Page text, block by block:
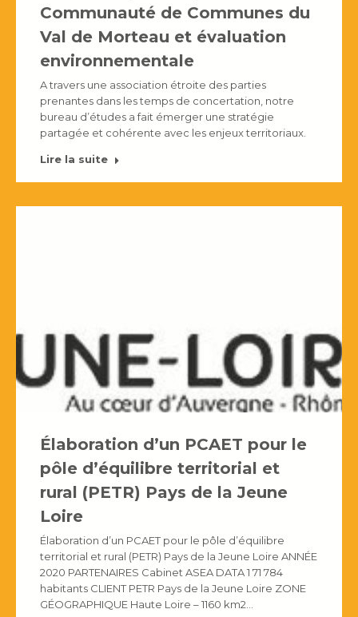
Communauté de Communes du
Val de Morteau et évaluation
environnementale
A travers une association étroite des parties
prenantes dans les temps de concertation, notre
bureau d’études a fait émerger une stratégie
partagée et cohérente avec les enjeux territoriaux.
Lire la suite
Élaboration d’un PCAET pour le
pôle d’équilibre territorial et
rural (PETR) Pays de la Jeune
Loire
Élaboration d’un PCAET pour le pôle d’équilibre
territorial et rural (PETR) Pays de la Jeune Loire ANNÉE
2020 PARTENAIRES Cabinet ASEA DATA 1 71 784
habitants CLIENT PETR Pays de la Jeune Loire ZONE
GÉOGRAPHIQUE Haute Loire – 1160 km2…